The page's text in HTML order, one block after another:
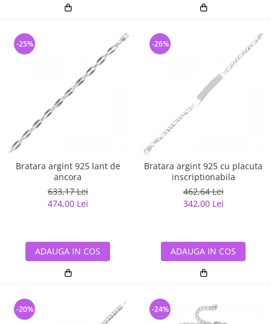
Bratara argint 925 lant de
ancora
633,17 Lei
474,00 Lei
-25%
ADAUGA IN COS
Bratara argint 925 cu placuta
inscriptionabila
462,64 Lei
342,00 Lei
-26%
ADAUGA IN COS
-20% -24%